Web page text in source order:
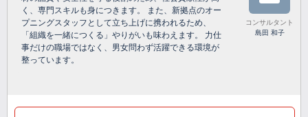
く、専門スキルも身につきます。 また、新拠点のオー
プニングスタッフとして立ち上げに携われるため、
「組織を一緒につくる」やりがいも味わえます。 力仕
事だけの職場ではなく、男女問わず活躍できる環境が
整っています。
コンサルタント
島田 和子